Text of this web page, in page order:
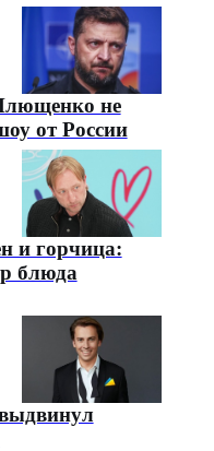
не
от России
и горчица:
блюда